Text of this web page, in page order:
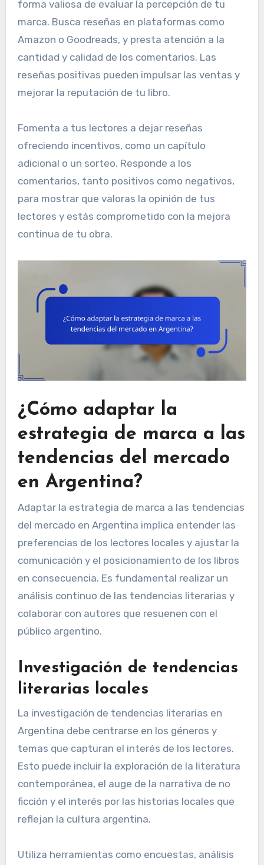
forma valiosa de evaluar la percepción de tu
marca. Busca reseñas en plataformas como
Amazon o Goodreads, y presta atención a la
cantidad y calidad de los comentarios. Las
reseñas positivas pueden impulsar las ventas y
mejorar la reputación de tu libro.
Fomenta a tus lectores a dejar reseñas
ofreciendo incentivos, como un capítulo
adicional o un sorteo. Responde a los
comentarios, tanto positivos como negativos,
para mostrar que valoras la opinión de tus
lectores y estás comprometido con la mejora
continua de tu obra.
¿Cómo adaptar la
estrategia de marca a las
tendencias del mercado
en Argentina?
Adaptar la estrategia de marca a las tendencias
del mercado en Argentina implica entender las
preferencias de los lectores locales y ajustar la
comunicación y el posicionamiento de los libros
en consecuencia. Es fundamental realizar un
análisis continuo de las tendencias literarias y
colaborar con autores que resuenen con el
público argentino.
Investigación de tendencias
literarias locales
La investigación de tendencias literarias en
Argentina debe centrarse en los géneros y
temas que capturan el interés de los lectores.
Esto puede incluir la exploración de la literatura
contemporánea, el auge de la narrativa de no
ficción y el interés por las historias locales que
reflejan la cultura argentina.
Utiliza herramientas como encuestas, análisis